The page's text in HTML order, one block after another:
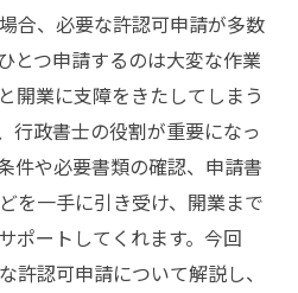
合、必要な許認可申請が多数
とつ申請するのは大変な作業
開業に支障をきたしてしまう
行政書士の役割が重要になっ
件や必要書類の確認、申請書
を一手に引き受け、開業まで
ポートしてくれます。今回
許認可申請について解説し、